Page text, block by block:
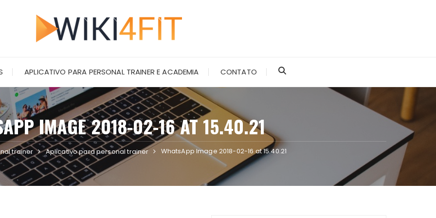
APLICATIVO PARA PERSONAL TRAINER E ACADEMIA CONTATO
IMAGE 2018-02-16 AT 15.40.21
trainer Aplicativo para personal trainer WhatsApp Image 2018-02-16 at 15.40.21